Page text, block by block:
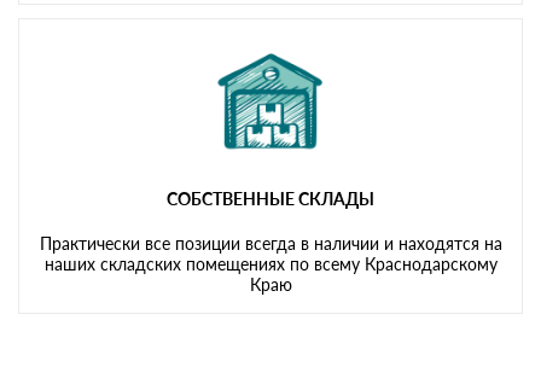
СОБСТВЕННЫЕ СКЛАДЫ
Практически все позиции всегда в наличии и находятся на
наших складских помещениях по всему Краснодарскому
Краю